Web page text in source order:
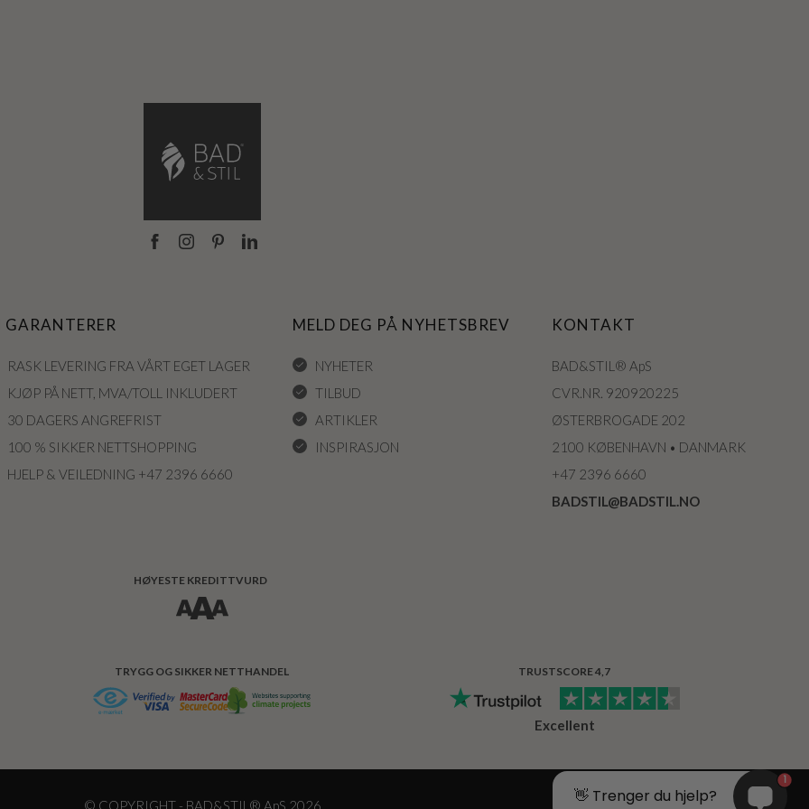
GARANTERER
RASK LEVERING FRA VÅRT EGET LAGER
KJØP PÅ NETT, MVA/TOLL INKLUDERT
30 DAGERS ANGREFRIST
100 % SIKKER NETTSHOPPING
HJELP & VEILEDNING +47 2396 6660
MELD DEG PÅ NYHETSBREV
NYHETER
TILBUD
ARTIKLER
INSPIRASJON
KONTAKT
BAD&STIL® ApS
CVR.NR. 920920225
ØSTERBROGADE 202
2100 KØBENHAVN • DANMARK
+47 2396 6660
BADSTIL@BADSTIL.NO
HØYESTE KREDITTVURD
TRYGG OG SIKKER NETTHANDEL TRUSTSCORE 4,7
Excellent
© COPYRIGHT - BAD&STIL® ApS 2026 👋 Trenger du hjelp?
1